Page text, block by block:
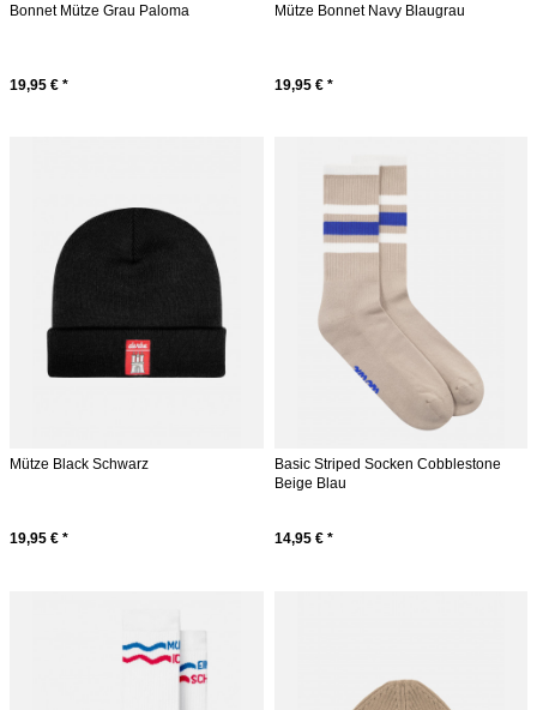
Bonnet Mütze Grau Paloma
19,95 € *
Mütze Bonnet Navy Blaugrau
19,95 € *
Mütze Black Schwarz
19,95 € *
Basic Striped Socken Cobblestone
Beige Blau
14,95 € *